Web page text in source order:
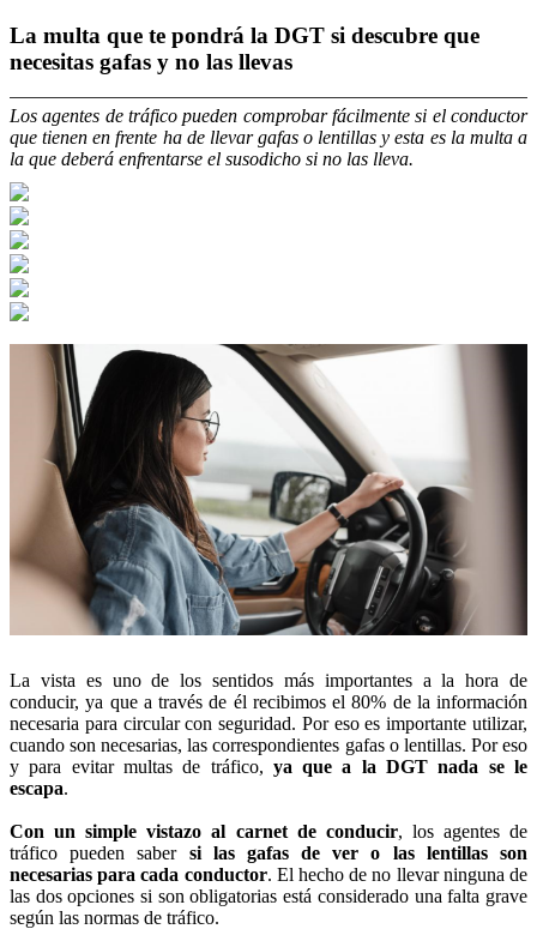
La multa que te pondrá la DGT si descubre que
necesitas gafas y no las llevas
Los agentes de tráfico pueden comprobar fácilmente si el conductor
que tienen en frente ha de llevar gafas o lentillas y esta es la multa a
la que deberá enfrentarse el susodicho si no las lleva.
La vista es uno de los sentidos más importantes a la hora de
conducir, ya que a través de él recibimos el 80% de la información
necesaria para circular con seguridad. Por eso es importante utilizar,
cuando son necesarias, las correspondientes gafas o lentillas. Por eso
y para evitar multas de tráfico, ya que a la DGT nada se le
escapa.
Con un simple vistazo al carnet de conducir, los agentes de
tráfico pueden saber si las gafas de ver o las lentillas son
necesarias para cada conductor. El hecho de no llevar ninguna de
las dos opciones si son obligatorias está considerado una falta grave
según las normas de tráfico.